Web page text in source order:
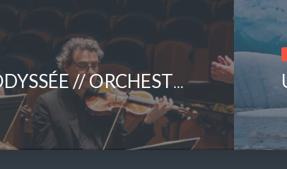
FESTIVAL NOUVELLE ODYSSÉE // ORCHESTRE DES CHAMPS-ÉLYSÉES (FRA)